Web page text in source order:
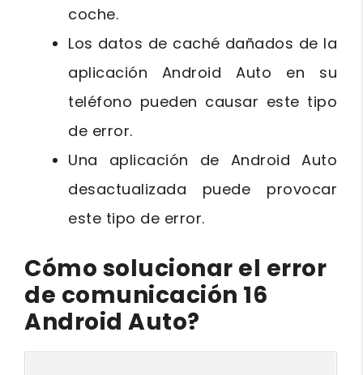
coche.
Los datos de caché dañados de la
aplicación Android Auto en su
teléfono pueden causar este tipo
de error.
Una aplicación de Android Auto
desactualizada puede provocar
este tipo de error.
Cómo solucionar el error
de comunicación 16
Android Auto?